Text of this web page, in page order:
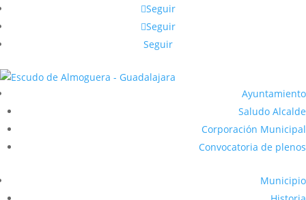
Seguir
Seguir
Seguir
Ayuntamiento
Saludo Alcalde
Corporación Municipal
Convocatoria de plenos
Municipio